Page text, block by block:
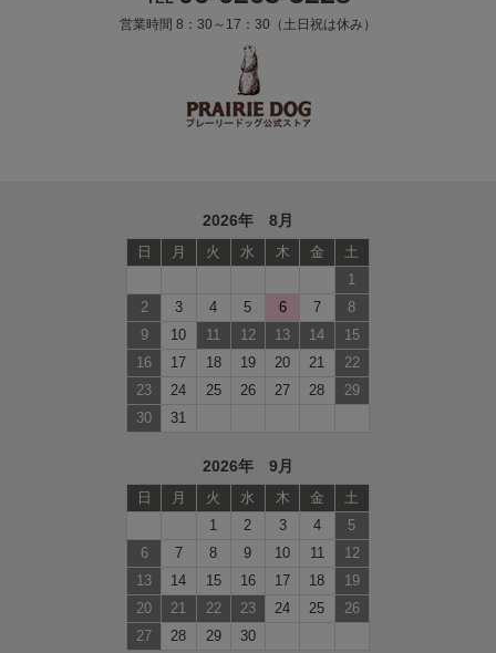
営業時間 8：30～17：30（土日祝は休み）
2026年 8月
日 月 火 水 木 金
土
1
2
3 4 5 6 7
8
9
10 11 12 13 14
15
16
17 18 19 20 21
22
23
24 25 26 27 28
29
30
31
2026年 9月
日 月 火 水 木 金
土
1
2 3 4
5
6
7 8 9 10 11
12
13
14 15 16 17 18
19
20
21 22 23 24 25
26
27
28 29 30